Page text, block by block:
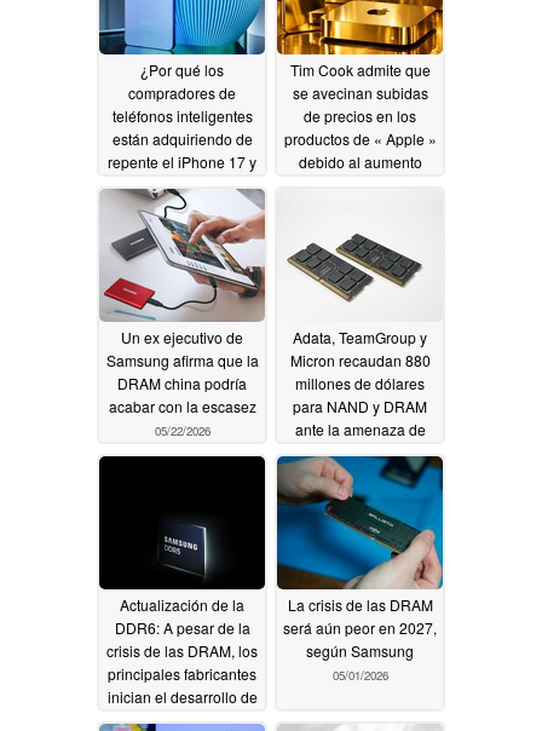
¿Por qué los
compradores de
teléfonos inteligentes
están adquiriendo de
repente el iPhone 17 y
el Galaxy S26?
08/05/2026
Tim Cook admite que
se avecinan subidas
de precios en los
productos de « Apple »
debido al aumento
memoria
Un ex ejecutivo de
Samsung afirma que la
DRAM china podría
acabar con la escasez
05/22/2026
Adata, TeamGroup y
Micron recaudan 880
millones de dólares
para NAND y DRAM
ante la amenaza de
escasez05/21/2026
Actualización de la
DDR6: A pesar de la
crisis de las DRAM, los
principales fabricantes
inician el desarrollo de
la DDR605/05/2026
La crisis de las DRAM
será aún peor en 2027,
según Samsung
05/01/2026